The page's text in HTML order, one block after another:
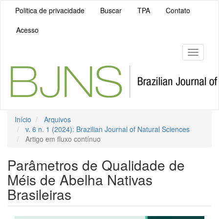
Principal
principal
Politica de privacidade Buscar TPA
Contato
Acesso
Toggle
Início
Arquivos
v. 6 n. 1 (2024): Brazilian Journal of Natural Sciences
Artigo em fluxo contínuo
Parâmetros de Qualidade de
Méis de Abelha Nativas
Brasileiras